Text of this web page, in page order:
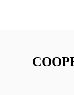
《圆桌：中外To